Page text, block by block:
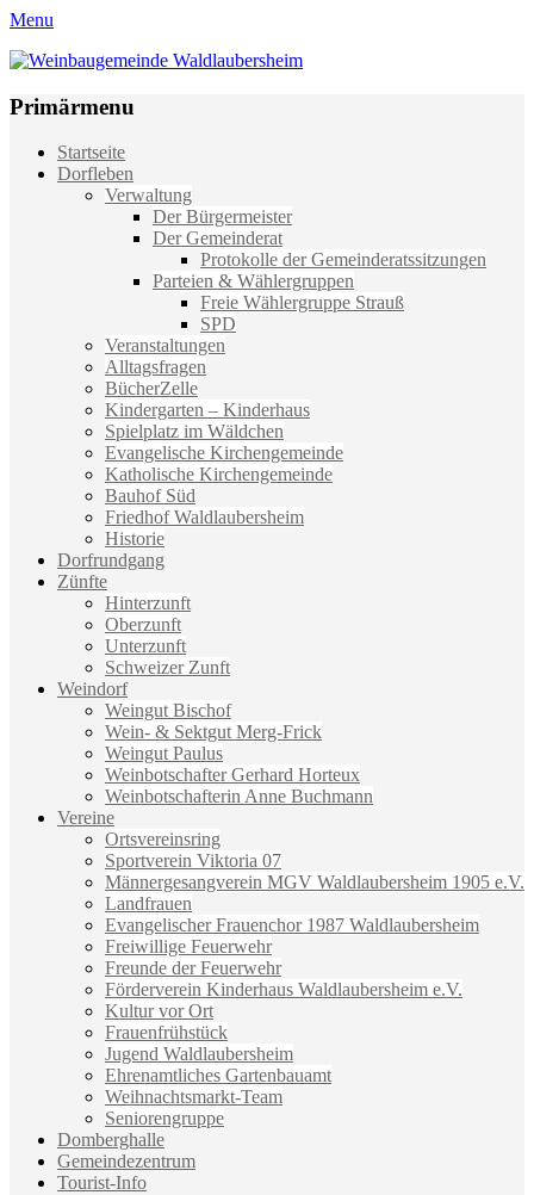
Menu
Weinbaugemeinde Waldlaubersheim
Primärmenu
Weiter
zum
Startseite
Dorfleben
Verwaltung
Der Bürgermeister
Der Gemeinderat
Protokolle der Gemeinderatssitzungen
Parteien & Wählergruppen
Freie Wählergruppe Strauß
SPD
Veranstaltungen
Alltagsfragen
BücherZelle
Kindergarten – Kinderhaus
Spielplatz im Wäldchen
Evangelische Kirchengemeinde
Katholische Kirchengemeinde
Bauhof Süd
Friedhof Waldlaubersheim
Historie
Dorfrundgang
Zünfte
Hinterzunft
Oberzunft
Unterzunft
Schweizer Zunft
Weindorf
Weingut Bischof
Wein- & Sektgut Merg-Frick
Weingut Paulus
Weinbotschafter Gerhard Horteux
Weinbotschafterin Anne Buchmann
Vereine
Ortsvereinsring
Sportverein Viktoria 07
Männergesangverein MGV Waldlaubersheim 1905 e.V.
Landfrauen
Evangelischer Frauenchor 1987 Waldlaubersheim
Freiwillige Feuerwehr
Freunde der Feuerwehr
Förderverein Kinderhaus Waldlaubersheim e.V.
Kultur vor Ort
Frauenfrühstück
Jugend Waldlaubersheim
Ehrenamtliches Gartenbauamt
Weihnachtsmarkt-Team
Seniorengruppe
Domberghalle
Gemeindezentrum
Tourist-Info